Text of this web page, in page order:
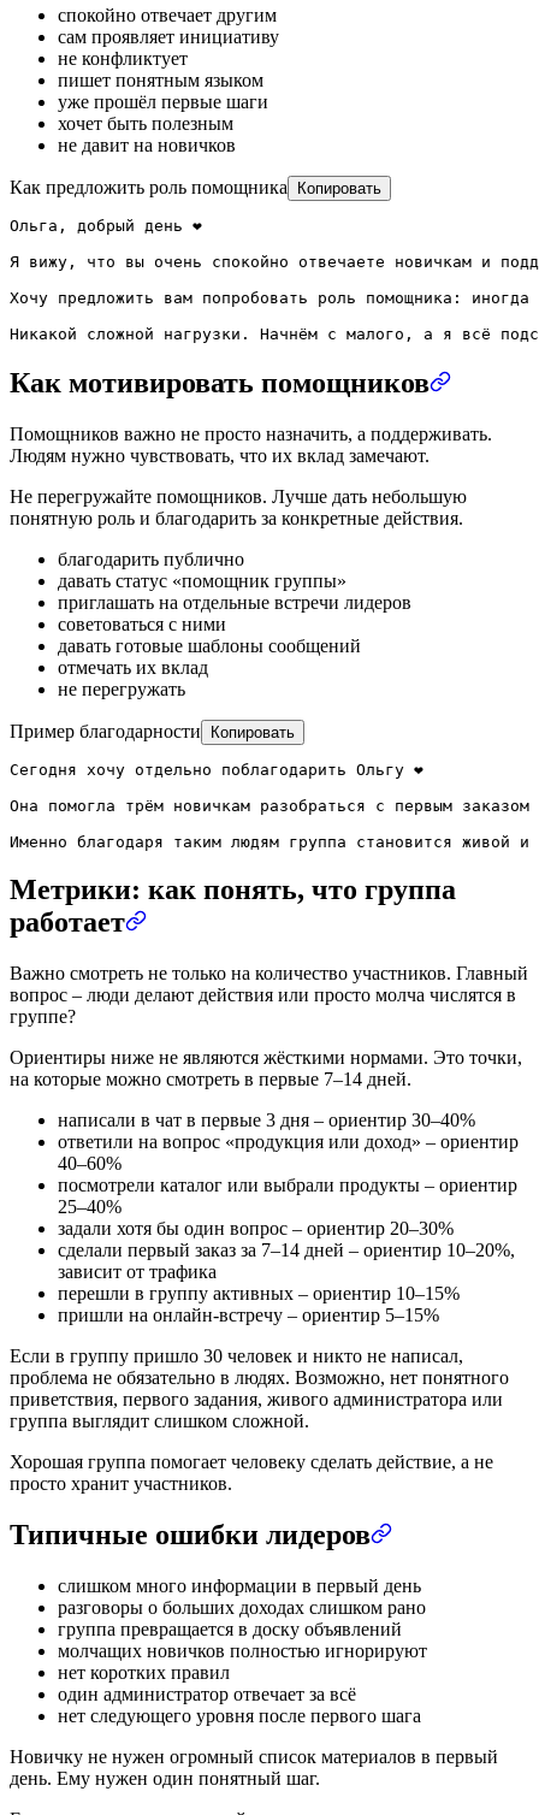
спокойно отвечает другим
сам проявляет инициативу
не конфликтует
пишет понятным языком
уже прошёл первые шаги
хочет быть полезным
не давит на новичков
Как предложить роль помощника Копировать
Ольга, добрый день ❤️
Я вижу, что вы очень спокойно отвечаете новичкам и
Хочу предложить вам попробовать роль помощника:
Никакой сложной нагрузки. Начнём с малого, а я всё
Как мотивировать помощников
Помощников важно не просто назначить, а поддерживать.
Людям нужно чувствовать, что их вклад замечают.
Не перегружайте помощников. Лучше дать небольшую
понятную роль и благодарить за конкретные действия.
благодарить публично
давать статус «помощник группы»
приглашать на отдельные встречи лидеров
советоваться с ними
давать готовые шаблоны сообщений
отмечать их вклад
не перегружать
Пример благодарности Копировать
Сегодня хочу отдельно поблагодарить Ольгу ❤️
Она помогла трём новичкам разобраться с первым
Именно благодаря таким людям группа становится живой и
Метрики: как понять, что группа
работает
Важно смотреть не только на количество участников. Главный
вопрос – люди делают действия или просто молча числятся в
группе?
Ориентиры ниже не являются жёсткими нормами. Это точки,
на которые можно смотреть в первые 7–14 дней.
написали в чат в первые 3 дня – ориентир 30–40%
ответили на вопрос «продукция или доход» – ориентир
40–60%
посмотрели каталог или выбрали продукты – ориентир
25–40%
задали хотя бы один вопрос – ориентир 20–30%
сделали первый заказ за 7–14 дней – ориентир 10–20%,
зависит от трафика
перешли в группу активных – ориентир 10–15%
пришли на онлайн-встречу – ориентир 5–15%
Если в группу пришло 30 человек и никто не написал,
проблема не обязательно в людях. Возможно, нет понятного
приветствия, первого задания, живого администратора или
группа выглядит слишком сложной.
Хорошая группа помогает человеку сделать действие, а не
просто хранит участников.
Типичные ошибки лидеров
слишком много информации в первый день
разговоры о больших доходах слишком рано
группа превращается в доску объявлений
молчащих новичков полностью игнорируют
нет коротких правил
один администратор отвечает за всё
нет следующего уровня после первого шага
Новичку не нужен огромный список материалов в первый
день. Ему нужен один понятный шаг.